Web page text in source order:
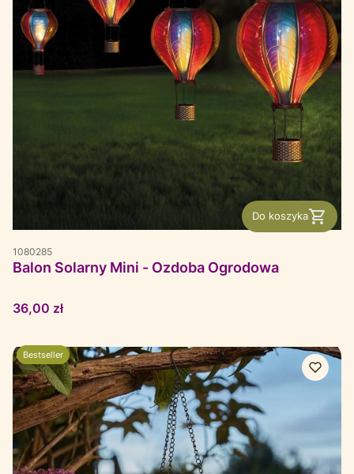
Do koszyka
1080285
Balon Solarny Mini - Ozdoba Ogrodowa
Cena
36,00 zł
Bestseller